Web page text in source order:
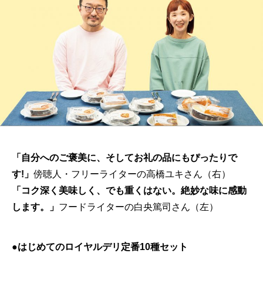
「自分へのご褒美に、そしてお礼の品にもぴったりで
す!」 傍聴人・フリーライターの高橋ユキさん（右）
「コク深く美味しく、でも重くはない。絶妙な味に感動
します。」 フードライターの白央篤司さん（左）
●はじめてのロイヤルデリ定番10種セット